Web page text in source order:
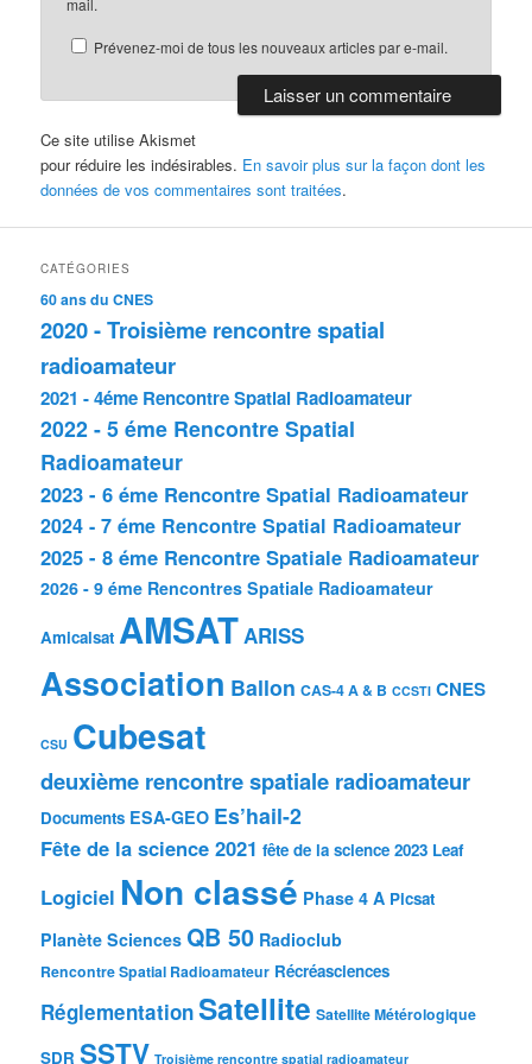
mail.
Prévenez-moi de tous les nouveaux articles par e-mail.
Ce site utilise Akismet
pour réduire les indésirables. En savoir plus sur la façon dont les
données de vos commentaires sont traitées.
CATÉGORIES
60 ans du CNES
2020 - Troisième rencontre spatial
radioamateur
2021 - 4éme Rencontre Spatial Radioamateur
2022 - 5 éme Rencontre Spatial
Radioamateur
2023 - 6 éme Rencontre Spatial Radioamateur
2024 - 7 éme Rencontre Spatial Radioamateur
2025 - 8 éme Rencontre Spatiale Radioamateur
2026 - 9 éme Rencontres Spatiale Radioamateur
Amicalsat AMSATARISS
Association Ballon CAS-4 A & B CCSTI CNES
CSU Cubesat
deuxième rencontre spatiale radioamateur
Documents ESA-GEO Es’hail-2
Fête de la science 2021 fête de la science 2023 Leaf
Logiciel Non classé Phase 4 A Picsat
Planète Sciences QB 50 Radioclub
Rencontre Spatial Radioamateur Récréasciences
RéglementationSatellite Satellite Métérologique
SDR SSTV Troisième rencontre spatial radioamateur